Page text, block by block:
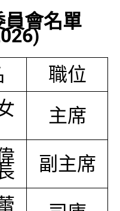
會名單
職位
主席
副主席